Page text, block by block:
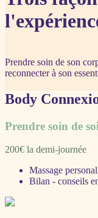
Prendre soin de son
reconnecter à son
Body
Prendre soin de soi
200€ la demi-journée
Massage
Bilan - conseils